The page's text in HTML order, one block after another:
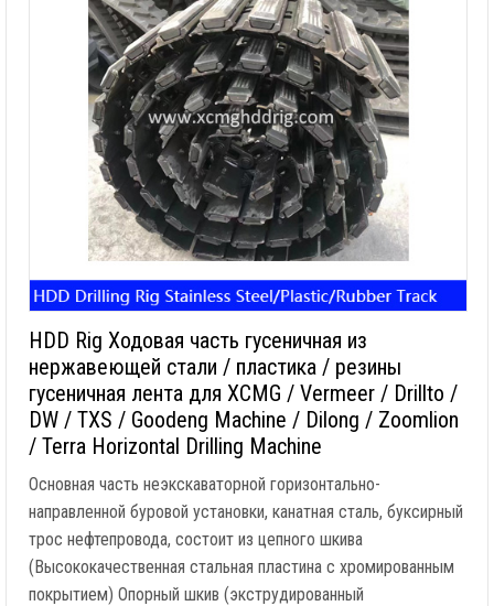
HDD Rig Ходовая часть гусеничная из
нержавеющей стали / пластика / резины
гусеничная лента для XCMG / Vermeer / Drillto /
DW / TXS / Goodeng Machine / Dilong / Zoomlion
/ Terra Horizontal Drilling Machine
Основная часть неэкскаваторной горизонтально-
направленной буровой установки, канатная сталь, буксирный
трос нефтепровода, состоит из цепного шкива
(Высококачественная стальная пластина с хромированным
покрытием) Опорный шкив (экструдированный